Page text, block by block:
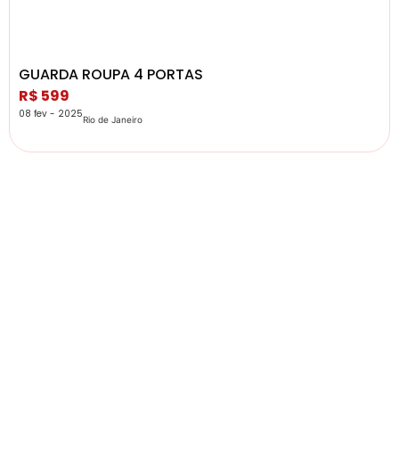
GUARDA ROUPA 4 PORTAS
R$ 599
08 fev - 2025Rio de Janeiro